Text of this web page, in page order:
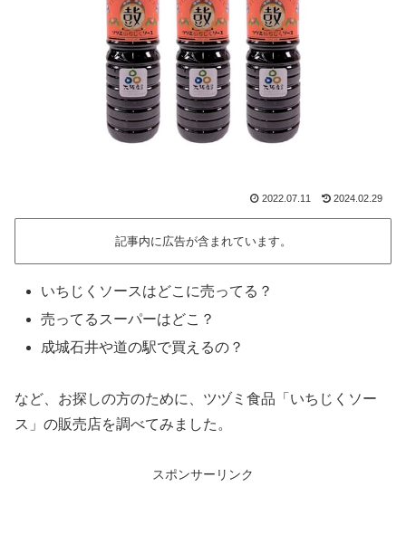
2022.07.11 2024.02.29
記事内に広告が含まれています。
いちじくソースはどこに売ってる？
売ってるスーパーはどこ？
成城石井や道の駅で買えるの？
など、お探しの方のために、ツヅミ食品「いちじくソー
ス」の販売店を調べてみました。
スポンサーリンク